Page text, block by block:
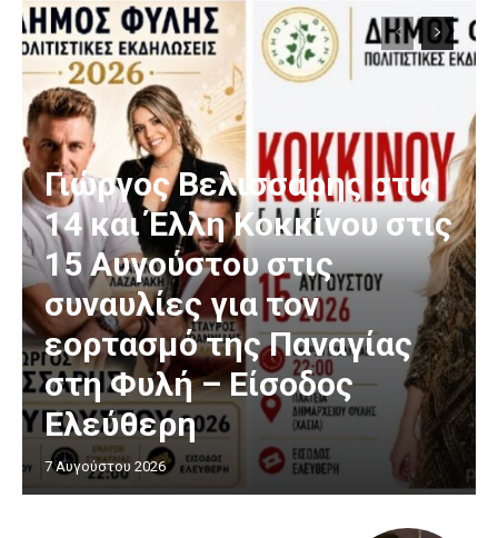
Γιώργος Βελισσάρης στις
14 και Έλλη Κοκκίνου στις
15 Αυγούστου στις
συναυλίες για τον
εορτασμό της Παναγίας
στη Φυλή – Είσοδος
Ελεύθερη
7 Αυγούστου 2026